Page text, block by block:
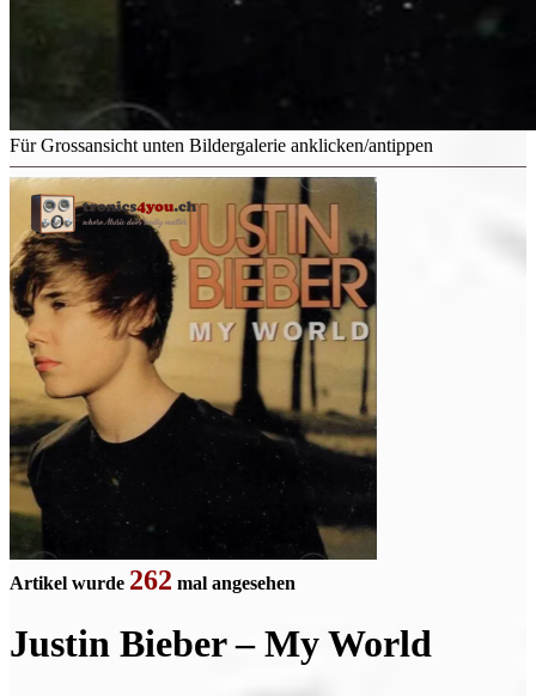
Für Grossansicht unten Bildergalerie anklicken/antippen
Artikel wurde 262 mal angesehen
Justin Bieber – My World